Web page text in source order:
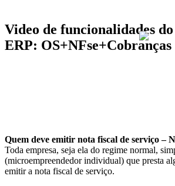
Video de funcionalidades
ERP: OS+NFse+Cobranças
Quem deve emitir nota fiscal de serviço –
Toda empresa, seja ela do regime normal,
(microempreendedor individual) que presta
emitir a nota fiscal de serviço.